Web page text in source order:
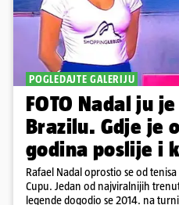
POGLEDAJTE GALERIJU
FOTO Nadal ju
Brazilu. Gdje je
godina poslije i
Rafael Nadal oprostio se od
Cupu. Jedan od najviralnijih
legende dogodio se 2014. na